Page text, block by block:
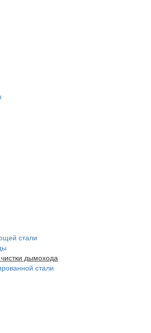
стали
дымохода
стали